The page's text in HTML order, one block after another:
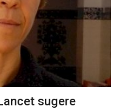
sugere